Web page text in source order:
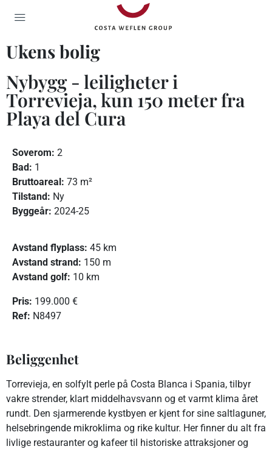
Ukens bolig
Nybygg - leiligheter i
Torrevieja, kun 150 meter fra
Playa del Cura
Soverom: 2
Bad: 1
Bruttoareal: 73 m²
Tilstand: Ny
Byggeår: 2024-25
Avstand flyplass: 45 km
Avstand strand: 150 m
Avstand golf: 10 km
Pris: 199.000 €
Ref: N8497
Beliggenhet
Torrevieja, en solfylt perle på Costa Blanca i Spania, tilbyr
vakre strender, klart middelhavsvann og et varmt klima året
rundt. Den sjarmerende kystbyen er kjent for sine saltlaguner,
helsebringende mikroklima og rike kultur. Her finner du alt fra
livlige restauranter og kafeer til historiske attraksjoner og